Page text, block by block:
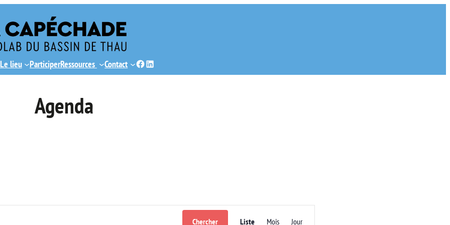
Le lieu ParticiperRessources Contact Facebook
LinkedIn
Agenda
Chercher Liste Mois Jour